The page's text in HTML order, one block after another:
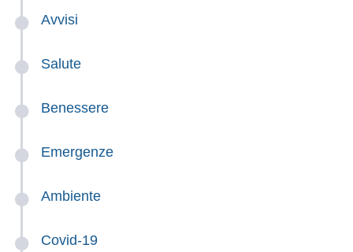
Avvisi
Salute
Benessere
Emergenze
Ambiente
Covid-19